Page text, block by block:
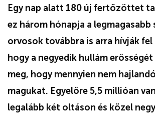
Egy nap alatt 180 új fertőzöttet
ez három hónapja a legmagasabb
orvosok továbbra is arra hívják
hogy a negyedik hullám
meg, hogy mennyien nem
magukat. Egyelőre 5,5 millióan
legalább két oltáson és közel